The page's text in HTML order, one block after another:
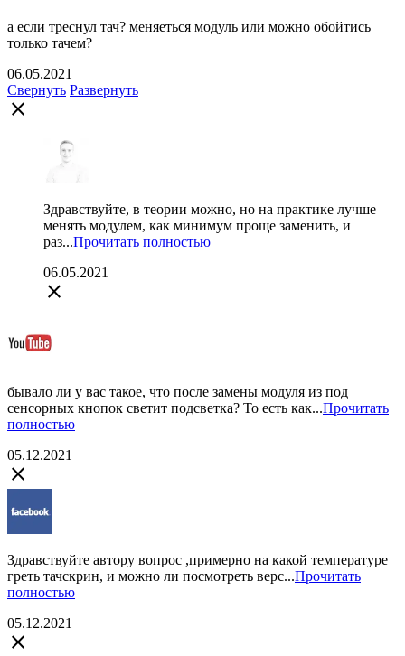
а если треснул тач? меняеться модуль или можно обойтись
только тачем?
06.05.2021
Свернуть Развернуть
close
Здравствуйте, в теории можно, но на практике лучше
менять модулем, как минимум проще заменить, и
раз...Прочитать полностью
06.05.2021
close
бывало ли у вас такое, что после замены модуля из под
сенсорных кнопок светит подсветка? То есть как...Прочитать
полностью
05.12.2021
close
Здравствуйте автору вопрос ,примерно на какой температуре
греть тачскрин, и можно ли посмотреть верс...Прочитать
полностью
05.12.2021
close